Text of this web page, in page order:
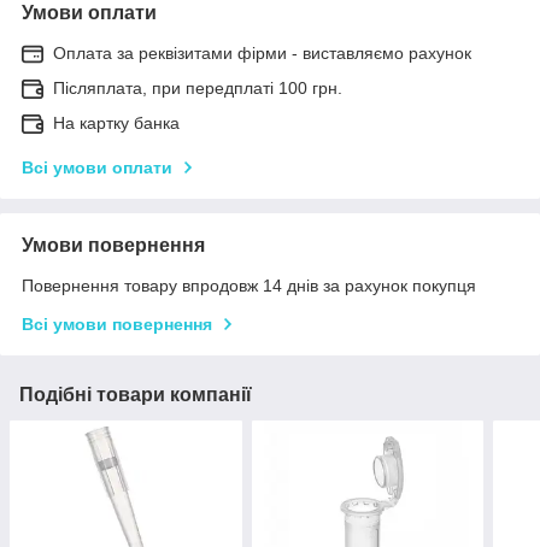
Умови оплати
Оплата за реквізитами фірми - виставляємо рахунок
Післяплата, при передплаті 100 грн.
На картку банка
Всі умови оплати
Умови повернення
Повернення товару впродовж 14 днів за рахунок покупця
Всі умови повернення
Подібні товари компанії